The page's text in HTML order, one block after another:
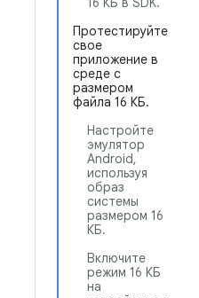
Протестируйте
свое
приложение в
среде с
размером
файла 16 КБ.
Настройте
эмулятор
Android,
используя
образ
системы
размером 16
КБ.
Включите
режим 16 КБ
на